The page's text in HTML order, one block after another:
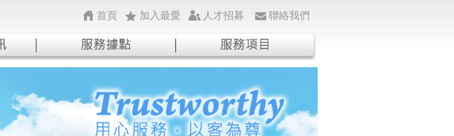
首頁 加入最愛 人才招募 聯絡我們